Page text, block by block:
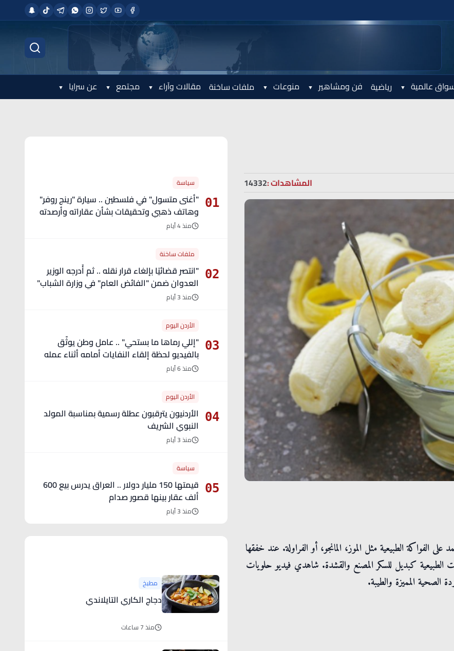
عالمية رياضية فن ومشاهير منوعات ملفات ساخنة مقالات وآراء مجتمع عن سرايا
المشاهدات :14332
الطبيعية مثل الموز، المانجو، أو الفراولة. عند خفقها
الطبيعية كبديل للسكر المصنع والقشدة. شاهدي فيديو حلويات
المميزة والطيبة.
01
سياسة
"أغنى متسول" في فلسطين .. سيارة "رينج روفر"
وهاتف ذهبي وتحقيقات بشأن عقاراته وأرصدته
منذ 4 أيام
02
ملفات ساخنة
"انتصر قضائيًا بإلغاء قرار نقله .. ثم أُدرجه الوزير
العدوان ضمن "الفائض العام" في وزارة الشباب"
- تفاصيل
منذ 3 أيام
03
الأردن اليوم
"إللي رماها ما بستحي" .. عامل وطن يوثّق
بالفيديو لحظة إلقاء النفايات أمامه أثناء عمله
منذ 6 أيام
04
الأردن اليوم
الأردنيون يترقبون عطلة رسمية بمناسبة المولد
النبوي الشريف
منذ 3 أيام
05
سياسة
قيمتها 150 مليار دولار .. العراق يدرس بيع 600
ألف عقار بينها قصور صدام
منذ 3 أيام
مطبخ
دجاج الكاري التايلاندي
منذ 7 ساعات